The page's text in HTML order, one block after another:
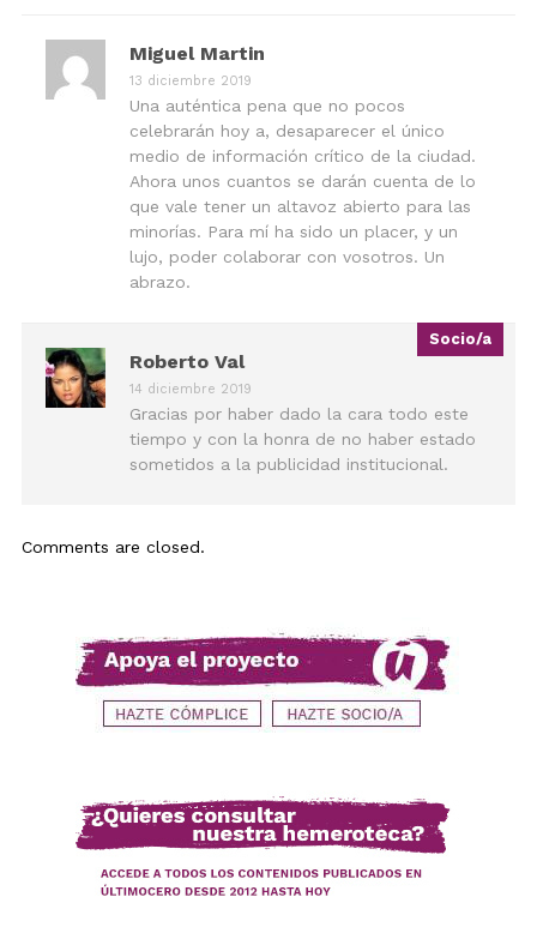
Miguel Martin
13 diciembre 2019
Una auténtica pena que no pocos
celebrarán hoy a, desaparecer el único
medio de información crítico de la ciudad.
Ahora unos cuantos se darán cuenta de lo
que vale tener un altavoz abierto para las
minorías. Para mí ha sido un placer, y un
lujo, poder colaborar con vosotros. Un
abrazo.
Roberto Val
Socio/a
14 diciembre 2019
Gracias por haber dado la cara todo este
tiempo y con la honra de no haber estado
sometidos a la publicidad institucional.
Comments are closed.